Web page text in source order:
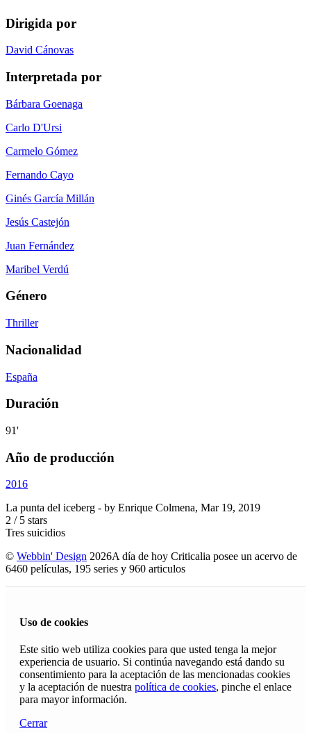
Dirigida por
David Cánovas
Interpretada por
Bárbara Goenaga
Carlo D'Ursi
Carmelo Gómez
Fernando Cayo
Ginés García Millán
Jesús Castejón
Juan Fernández
Maribel Verdú
Género
Thriller
Nacionalidad
España
Duración
91'
Año de producción
2016
La punta del iceberg - by Enrique Colmena, Mar 19, 2019
2 / 5 stars
Tres suicidios
© Webbin' Design 2026A día de hoy Criticalia posee un acervo de
6460 películas, 195 series y 960 articulos
Uso de cookies
Este sitio web utiliza cookies para que usted tenga la mejor
experiencia de usuario. Si continúa navegando está dando su
consentimiento para la aceptación de las mencionadas cookies
y la aceptación de nuestra política de cookies, pinche el enlace
para mayor información.
Cerrar